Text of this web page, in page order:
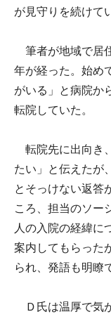
が見守りを続けて
筆者が地域で居
年が経った。始め
がいる」と病院か
転院していた。
転院先に出向き
たい」と伝えたが
とそっけない返答
ころ、担当のソー
人の入院の経緯に
案内してもらった
られ、発語も明瞭
Ｄ氏は温厚で気